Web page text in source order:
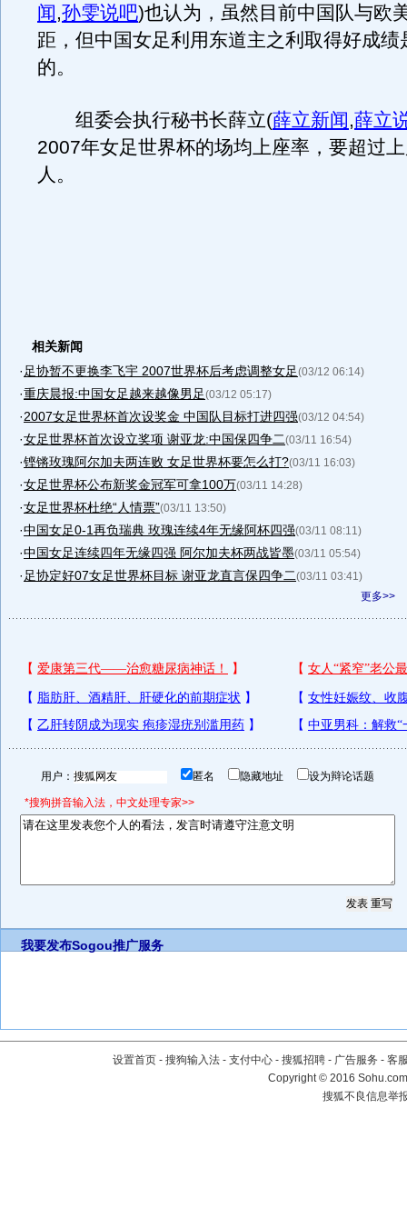
闻,孙雯说吧)也认为，虽然目前中国队与欧
距，但中国女足利用东道主之利取得好成绩
的。
组委会执行秘书长薛立(薛立新闻,薛立
2007年女足世界杯的场均上座率，要超过
人。
相关新闻
· 足协暂不更换李飞宇 2007世界杯后考虑调整女足(03/12 06:14)
·重庆晨报:中国女足越来越像男足(03/12 05:17)
·2007女足世界杯首次设奖金 中国队目标打进四强(03/12 04:54)
·女足世界杯首次设立奖项 谢亚龙:中国保四争二(03/11 16:54)
·铿锵玫瑰阿尔加夫两连败 女足世界杯要怎么打?(03/11 16:03)
·女足世界杯公布新奖金冠军可拿100万(03/11 14:28)
·女足世界杯杜绝“人情票”(03/11 13:50)
·中国女足0-1再负瑞典 玫瑰连续4年无缘阿杯四强(03/11 08:11)
·中国女足连续四年无缘四强 阿尔加夫杯两战皆墨(03/11 05:54)
· 足协定好07女足世界杯目标 谢亚龙直言保四争二(03/11 03:41)
更多>>
用户： 匿名 隐藏地址 设为辩论话题
*搜狗拼音输入法，中文处理专家>>
我要发布Sogou推广服务
设置首页 - 搜狗输入法 - 支付中心 - 搜狐招聘 - 广告服务 - 客
Copyright©2016
搜狐不良信息举